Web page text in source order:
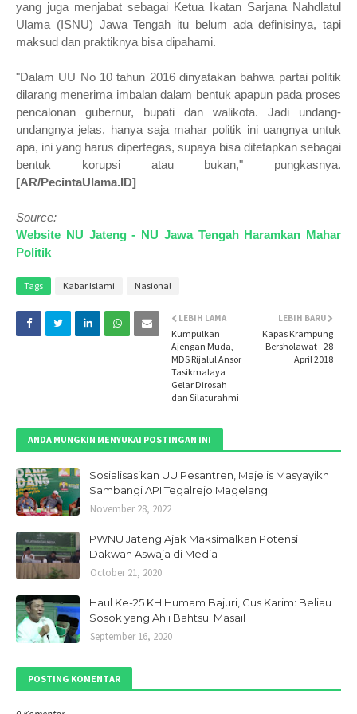
yang juga menjabat sebagai Ketua Ikatan Sarjana Nahdlatul
Ulama (ISNU) Jawa Tengah itu belum ada definisinya, tapi
maksud dan praktiknya bisa dipahami.
"Dalam UU No 10 tahun 2016 dinyatakan bahwa partai politik
dilarang menerima imbalan dalam bentuk apapun pada proses
pencalonan gubernur, bupati dan walikota. Jadi undang-
undangnya jelas, hanya saja mahar politik ini uangnya untuk
apa, ini yang harus dipertegas, supaya bisa ditetapkan sebagai
bentuk korupsi atau bukan," pungkasnya.
[AR/PecintaUlama.ID]
Source:
Website NU Jateng - NU Jawa Tengah Haramkan Mahar
Politik
Tags Kabar Islami Nasional
LEBIH BARU
Kapas Krampung
Bersholawat - 28
April 2018
LEBIH LAMA
Kumpulkan
Ajengan Muda,
MDS Rijalul Ansor
Tasikmalaya
Gelar Dirosah
dan Silaturahmi
ANDA MUNGKIN MENYUKAI POSTINGAN INI
Sosialisasikan UU Pesantren, Majelis Masyayikh
Sambangi API Tegalrejo Magelang
November 28, 2022
PWNU Jateng Ajak Maksimalkan Potensi
Dakwah Aswaja di Media
October 21, 2020
Haul Ke-25 KH Humam Bajuri, Gus Karim: Beliau
Sosok yang Ahli Bahtsul Masail
September 16, 2020
POSTING KOMENTAR